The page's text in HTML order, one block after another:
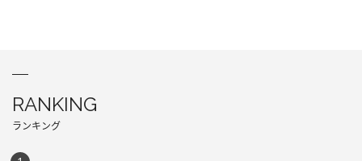
RANKING
ランキング